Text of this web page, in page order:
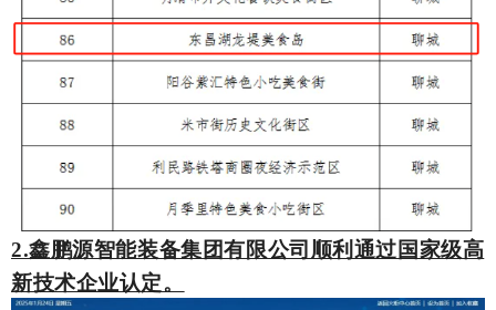
2.鑫鹏源智能装备集团有限公司顺利通过国家级高
新技术企业认定。